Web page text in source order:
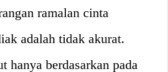
ramalan cinta
adalah tidak akurat.
hanya berdasarkan pada